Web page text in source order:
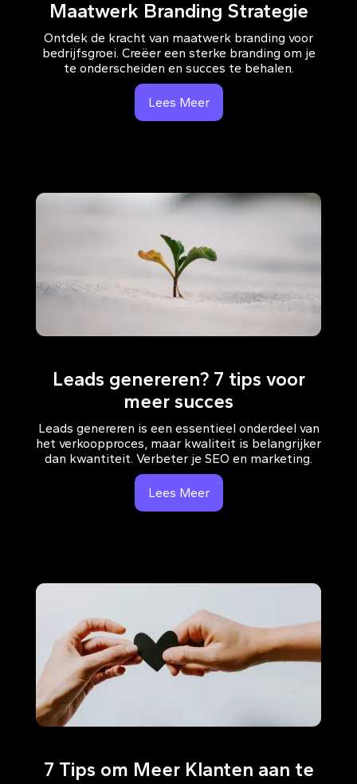
Maatwerk Branding Strategie
Ontdek de kracht van maatwerk branding voor
bedrijfsgroei. Creëer een sterke branding om je
te onderscheiden en succes te behalen.
Lees Meer
Leads genereren? 7 tips voor
meer succes
Leads genereren is een essentieel onderdeel van
het verkoopproces, maar kwaliteit is belangrijker
dan kwantiteit. Verbeter je SEO en marketing.
Lees Meer
7 Tips om Meer Klanten aan te